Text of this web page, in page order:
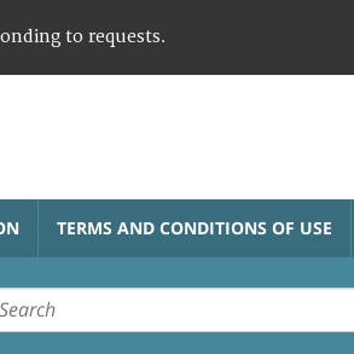
to requests.
TERMS AND CONDITIONS OF USE